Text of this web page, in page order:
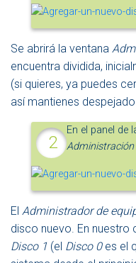
Se abrirá la ventana
encuentra dividida,
(si quieres, ya puedes
así mantienes despejado
En el panel de
Administración
El Administrador de
disco nuevo. En
Disco 1 (el Disco 0es el